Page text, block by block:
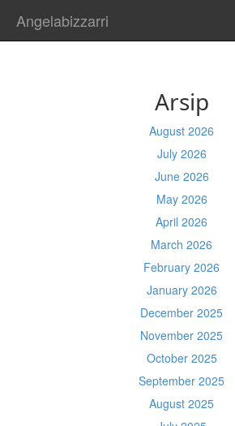
Angelabizzarri
Arsip
August 2026
July 2026
June 2026
May 2026
April 2026
March 2026
February 2026
January 2026
December 2025
November 2025
October 2025
September 2025
August 2025